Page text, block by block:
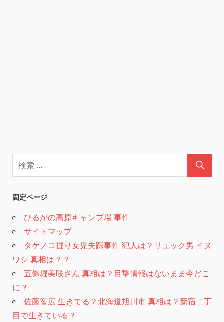
固定ページ
ひるがの高原キャンプ場 事件
サイトマップ
タケノコ掘り女児失踪事件 犯人は？リュック男 イヌ
ワシ 真相は？？
五條堀美咲さん 真相は？目撃情報はないまま今どこ
に？
佐藤智広 生きてる？北海道旭川市 真相は？新宿二丁
目で生きている？